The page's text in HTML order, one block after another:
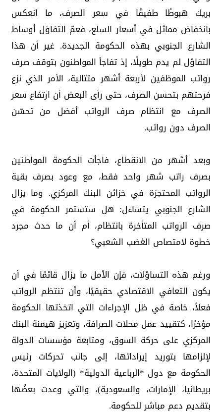
بريك هبوطًا طفيفًا في سعر الصرف، ما انعكس
بانخفاض مماثل في أسعار السلع، فعمّ التفاؤل أوساط
الشارع الجنوبي بهذه الحكومة الجديدة. غير أن هذا
التفاؤل لم يدم طويلًا، إذ تفاجأ المواطنون بتوقف صرف
رواتب الموظفين لأربعة أشهر متتالية، الأمر الذي نزع
فرحتهم بتحسن الصرف، حتى رأى البعض أن ارتفاع سعر
الصرف مع انتظام صرف الرواتب أفضل من تحسّن
الصرف دون رواتب.
وبعد أشهر من الانقطاع، فاجأت الحكومة المواطنين
بصرف راتب شهر واحد فقط، مع وعود بصرف بقية
الرواتب المحتجزة في خزائن البنك المركزي. وما يزال
الشارع الجنوبي يتساءل: هل ستستمر الحكومة في
صرف الرواتب المتأخرة بانتظام، أم أن ما حدث مجرد
خطوة لامتصاص الغضب الشعبي؟
ورغم هذه التساؤلات، فإن الأمل ما يزال قائمًا في أن
يكون التعافي الاقتصادي حقيقيًا، وأن تنتظم الرواتب
فعلاً، خاصة في ظل الإجراءات التي اتخذتها الحكومة
مؤخرًا، كتقييد عمل محلات الصرافة، وتعزيز هيمنة البنك
المركزي على حركة السوق، ومتابعة مؤسسات الدولة
لإلزامها بتوريد إيراداتها، إلى جانب تحركات رئيس
الحكومة مع دول *الرباعية الدولية* (الولايات المتحدة،
بريطانيا، الإمارات، والسعودية)، والتي وعدت بعضُها
بتقديم دعم مباشر للحكومة.